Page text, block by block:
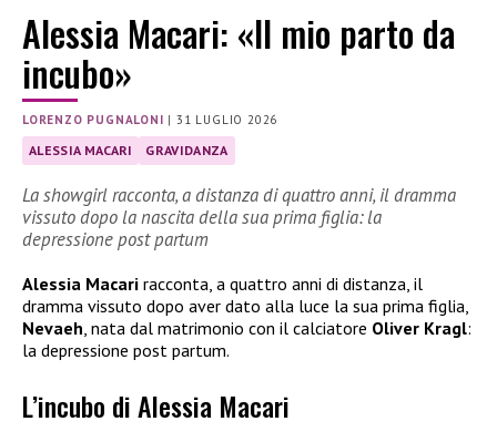
Alessia Macari: «Il mio parto da
incubo»
LORENZO PUGNALONI |31 LUGLIO 2026
ALESSIA MACARI GRAVIDANZA
La showgirl racconta, a distanza di quattro anni, il dramma
vissuto dopo la nascita della sua prima figlia: la
depressione post partum
Alessia Macari racconta, a quattro anni di distanza, il
dramma vissuto dopo aver dato alla luce la sua prima figlia,
Nevaeh , nata dal matrimonio con il calciatore Oliver Kragl:
la depressione post partum.
L’incubo di Alessia Macari